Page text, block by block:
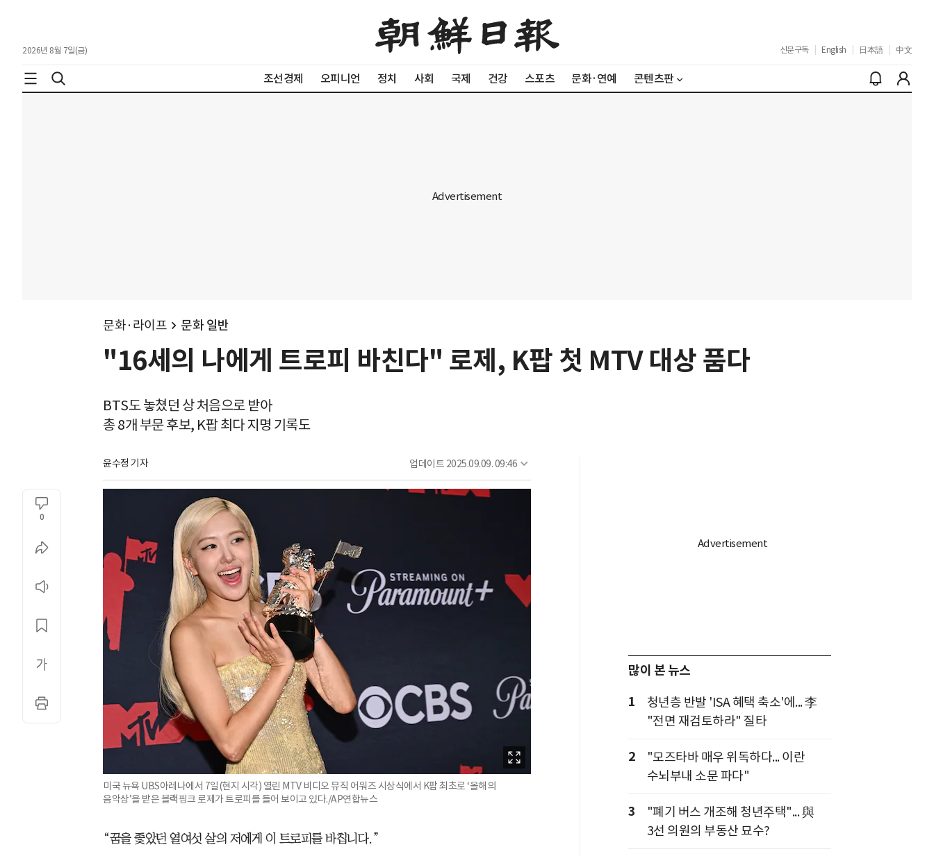
2026년 8월 7일(금) 신문구독 English 日本語 中文
조선경제 오피니언 정치 사회 국제 건강 스포츠 문화·연예 콘텐츠판
문화·라이프 문화 일반
"16세의 나에게 트로피 바친다" 로제, K팝 첫 MTV 대상 품다
BTS도 놓쳤던 상 처음으로 받아
총 8개 부문 후보, K팝 최다 지명 기록도
윤수정 기자 업데이트 2025.09.09. 09:46
0
미국 뉴욕 UBS아레나에서 7일(현지 시각) 열린 MTV 비디오 뮤직 어워즈 시상식에서 K팝 최초로 ‘올해의
음악상’을 받은 블랙핑크 로제가 트로피를 들어 보이고 있다./AP연합뉴스
“꿈을 좇았던 열여섯 살의 저에게 이 트로피를 바칩니다.”
많이 본 뉴스
1
청년층 반발 'ISA 혜택 축소'에... 李
"전면 재검토하라" 질타
2
"모즈타바 매우 위독하다... 이란
수뇌부내 소문 파다"
3
"폐기 버스 개조해 청년주택"... 與
3선 의원의 부동산 묘수?